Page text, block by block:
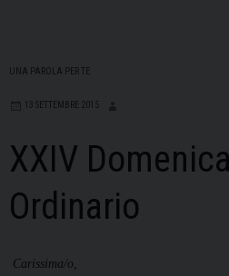
UNA PAROLA PER TE
13 SETTEMBRE 2015
XXIV
Ordinario
Carissima/o,